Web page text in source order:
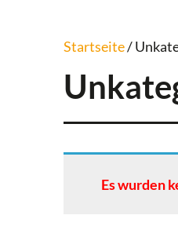
Startseite/
Es wurden